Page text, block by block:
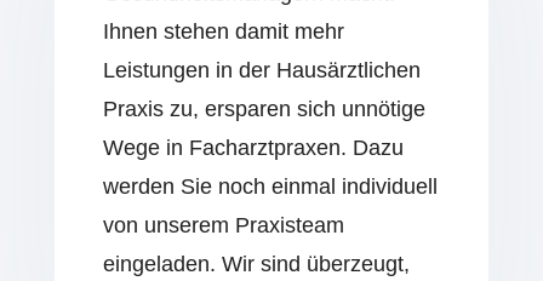
Ihnen stehen damit mehr
Leistungen in der Hausärztlichen
Praxis zu, ersparen sich unnötige
Wege in Facharztpraxen. Dazu
werden Sie noch einmal individuell
von unserem Praxisteam
eingeladen. Wir sind überzeugt,